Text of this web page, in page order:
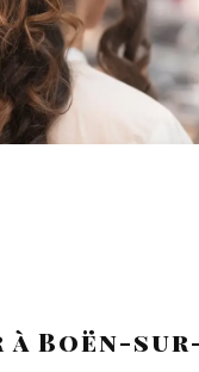
Boën-